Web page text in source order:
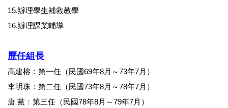
15.辦理學生補救教學
16.辦理課業輔導
歷任組長
高建榕：第一任（民國69年8月～73年7月）
李明珠：第二任（民國73年8月～78年7月）
唐 黨：第三任（民國78年8月～79年7月）